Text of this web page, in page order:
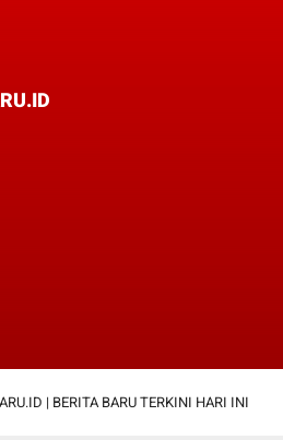
| BERITA BARU TERKINI HARI INI